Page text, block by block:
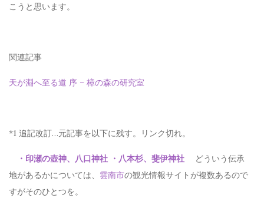
こうと思います。
関連記事
天が淵へ至る道 序 – 樟の森の研究室
*1 追記改訂…元記事を以下に残す。リンク切れ。
・印瀬の壺神、八口神社 ・八本杉、斐伊神社 どういう伝承
地があるかについては、 雲南市の観光情報サイトが複数あるので
すがそのひとつを。